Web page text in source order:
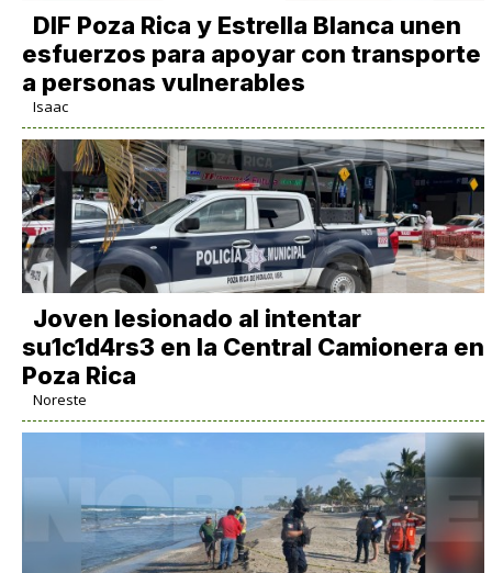
DIF Poza Rica y Estrella Blanca unen
esfuerzos para apoyar con transporte
a personas vulnerables
Isaac
Joven lesionado al intentar
su1c1d4rs3 en la Central Camionera en
Poza Rica
Noreste